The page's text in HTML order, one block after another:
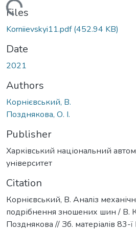
Loading...
Files
Korniievskyi11.pdf(452.94 KB)
Date
2021
Authors
Корнієвський, В.
Позднякова, О. І.
Publisher
Харківський національний
університет
Citation
Корнієвський, В. Аналіз
подрібнення зношених шин / В.
Позднякова // Зб. матеріалів 83-